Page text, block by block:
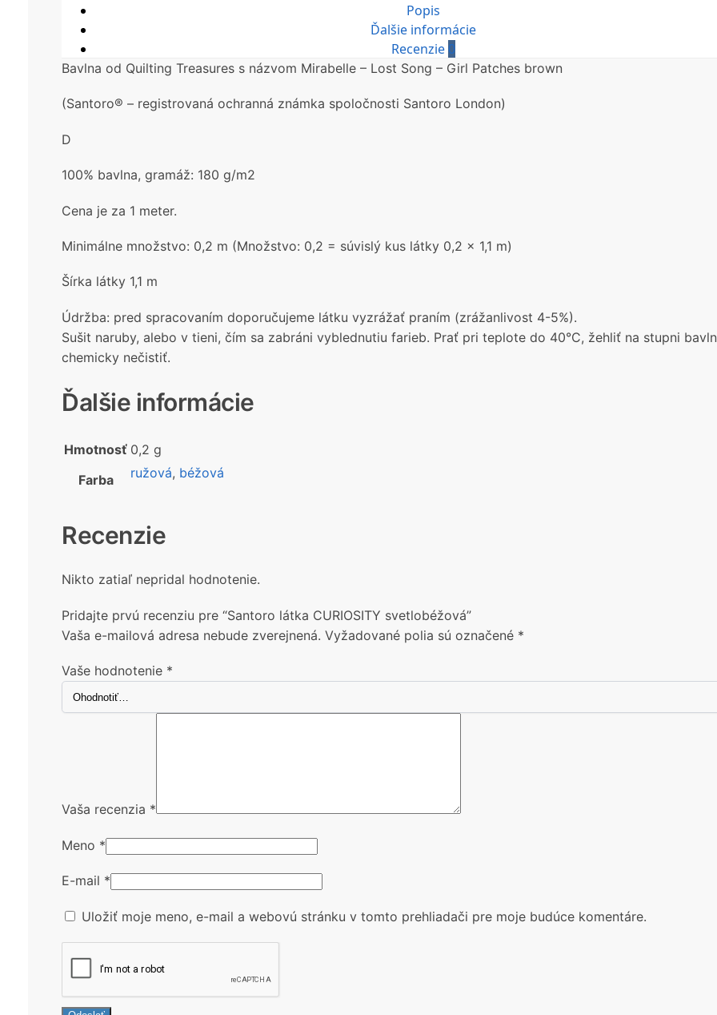
Popis
Ďalšie informácie
Recenzie 0
Bavlna od Quilting Treasures s názvom Mirabelle – Lost Song – Girl Patches brown
(Santoro® – registrovaná ochranná známka spoločnosti Santoro London)
D
100% bavlna, gramáž: 180 g/m2
Cena je za 1 meter.
Minimálne množstvo: 0,2 m (Množstvo: 0,2 = súvislý kus látky 0,2 x 1,1 m)
Šírka látky 1,1 m
Údržba: pred spracovaním doporučujeme látku vyzrážať praním (zrážanlivost 4-5%).
Sušit naruby, alebo v tieni, čím sa zabráni vyblednutiu farieb. Prať pri teplote do 40°C, žehliť na stupni
chemicky nečistiť.
Ďalšie informácie
Hmotnosť 0,2 g
Farba
ružová, béžová
Recenzie
Nikto zatiaľ nepridal hodnotenie.
Pridajte prvú recenziu pre “Santoro látka CURIOSITY svetlobéžová”
Vaša e-mailová adresa nebude zverejnená. Vyžadované polia sú označené *
Vaše hodnotenie *
Vaša recenzia *
Meno *
E-mail *
Uložiť moje meno, e-mail a webovú stránku v tomto prehliadači pre moje budúce komentáre.